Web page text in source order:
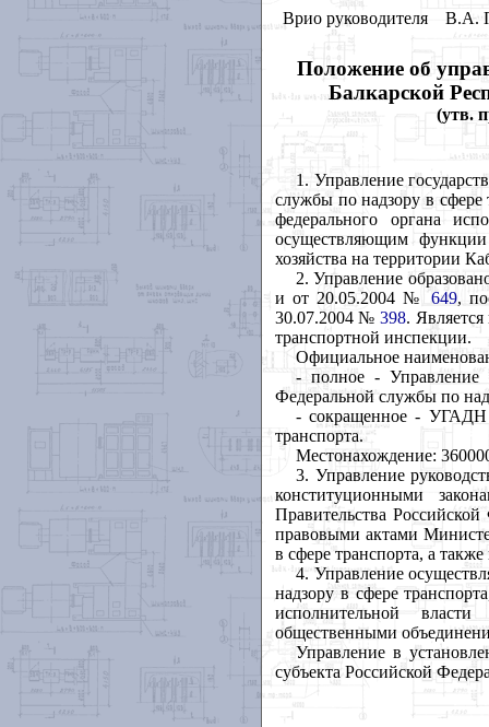
Врио руководителя
В.А.
Положение об
Балкарской
(утв.
1. Управление
службы по надзору в сфере
федерального органа
осуществляющим
хозяйства на территории
2. Управление
и от 20.05.2004 № 649,
30.07.2004 №398.
транспортной инспекции.
Официальное
- полное - Управление
Федеральной службы по
- сокращенное - УГАДН
транспорта.
Местонахождение:
3. Управление
конституционными
Правительства
правовыми актами
в сфере транспорта, а
4. Управление
надзору в сфере
исполнительной
общественными
Управление в
субъекта Российской